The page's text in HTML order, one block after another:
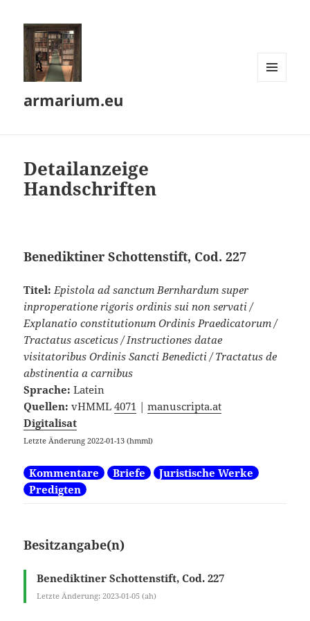
armarium.eu
Detailanzeige
Handschriften
Benediktiner Schottenstift, Cod. 227
Titel:Epistola ad sanctum Bernhardum super
inproperatione rigoris ordinis sui non servati /
Explanatio constitutionum Ordinis Praedicatorum /
Tractatus asceticus / Instructiones datae
visitatoribus Ordinis Sancti Benedicti / Tractatus de
abstinentia a carnibus
Sprache:Latein
Quellen:vHMML4071 |manuscripta.at
Digitalisat
Letzte Änderung 2022-01-13 (hmml)
Kommentare Briefe Juristische Werke
Predigten
Besitzangabe(n)
Benediktiner Schottenstift, Cod. 227
Letzte Änderung: 2023-01-05 (ah)